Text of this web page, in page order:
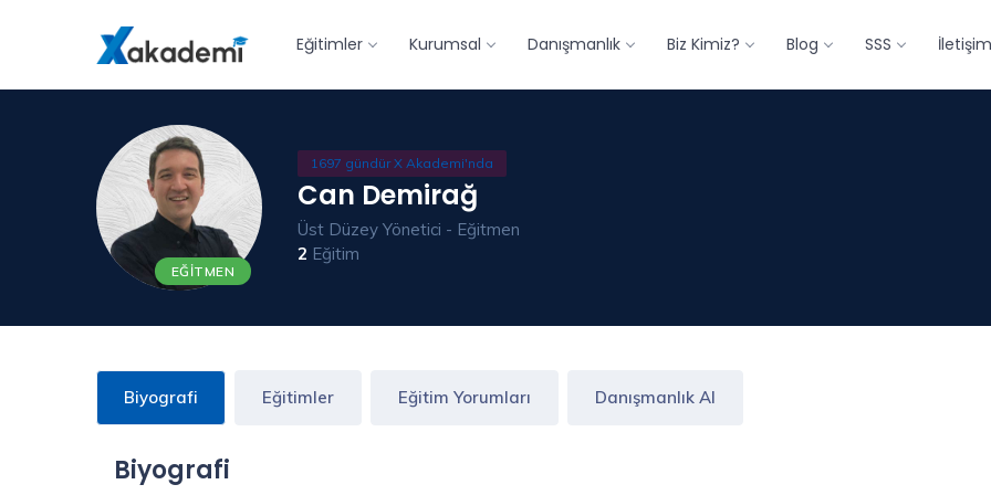
Eğitimler Kurumsal Danışmanlık Biz Kimiz? Blog SSS
EĞITMEN
1697 gündür X Akademi'nda
Can Demirağ
Üst Düzey Yönetici - Eğitmen
2 Eğitim
Biyografi Eğitimler Eğitim Yorumları Danışmanlık Al
Biyografi